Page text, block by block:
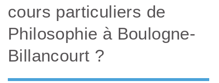
cours particuliers de
Philosophie à Boulogne-
Billancourt ?